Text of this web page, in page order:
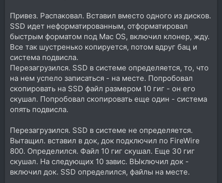
Привез. Распаковал. Вставил вместо одного из дисков.
SSD идет неформатированным, отформатировал
быстрым форматом под Mac OS, включил клонер, жду.
Все так шустренько копируется, потом вдруг бац и
система подвисла.
Перезагрузился. SSD в системе определяется, то, что
на нем успело записаться - на месте. Попробовал
скопировать на SSD файл размером 10 гиг - он его
скушал. Попробовал скопировать еще один - система
опять подвисла.
Перезагрузился. SSD в системе не определяется.
Вытащил. вставил в док, док подключил по FireWire
800. Определился. Файл 10 гиг скушал. Еще 30 гиг
скушал. На следующих 10 завис. ВЫключил док -
включил док. SSD определился, файлы на месте.